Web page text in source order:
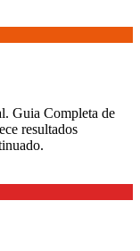
Guia Completa de
resultados